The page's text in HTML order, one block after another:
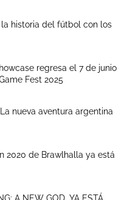
la historia del fútbol con los
regresa el 7 de junio
Fest 2025
nueva aventura argentina
2020 de Brawlhalla ya está